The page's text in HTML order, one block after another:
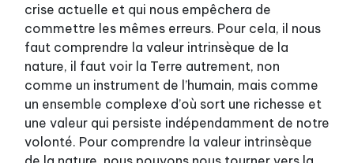
crise actuelle et qui nous empêchera de
commettre les mêmes erreurs. Pour cela, il nous
faut comprendre la valeur intrinsèque de la
nature, il faut voir la Terre autrement, non
comme un instrument de l’humain, mais comme
un ensemble complexe d’où sort une richesse et
une valeur qui persiste indépendamment de notre
volonté. Pour comprendre la valeur intrinsèque